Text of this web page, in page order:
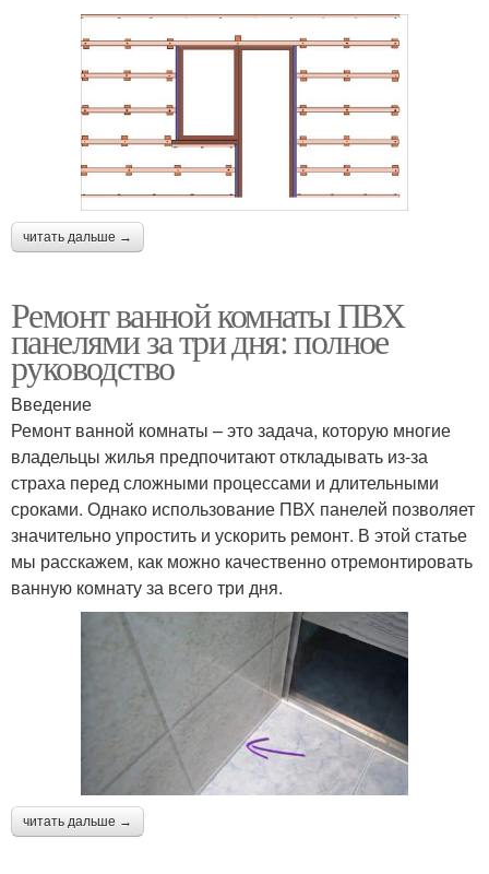
читать дальше →
Ремонт ванной комнаты ПВХ
панелями за три дня: полное
руководство
Введение
Ремонт ванной комнаты – это задача, которую многие
владельцы жилья предпочитают откладывать из-за
страха перед сложными процессами и длительными
сроками. Однако использование ПВХ панелей позволяет
значительно упростить и ускорить ремонт. В этой статье
мы расскажем, как можно качественно отремонтировать
ванную комнату за всего три дня.
читать дальше →